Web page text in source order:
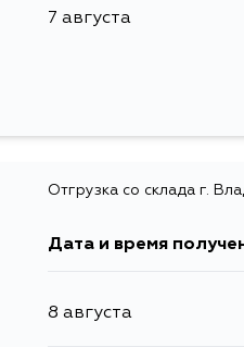
7 августа
Отгрузка со склада г.
Дата и время
8 августа